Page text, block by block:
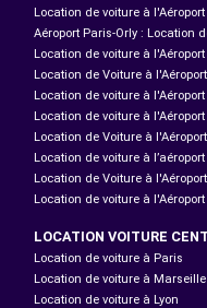
Location de voiture à
Aéroport Paris-Orly : Location
Location de voiture à
Location de Voiture à
Location de voiture à
Location de voiture à
Location de Voiture à
Location de voiture à
Location de Voiture à
Location de voiture à
LOCATION VOITURE
Location de voiture à Paris
Location de voiture à Marseille
Location de voiture à Lyon